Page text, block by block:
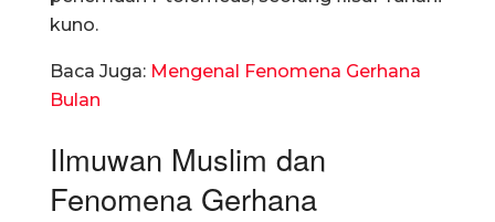
kuno.
Baca Juga: Mengenal Fenomena Gerhana
Bulan
Ilmuwan Muslim dan
Fenomena Gerhana